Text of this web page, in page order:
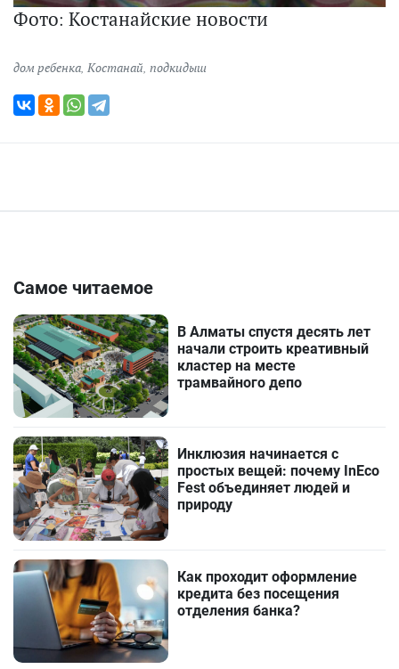
Фото: Костанайские новости
дом ребенка, Костанай, подкидыш
Самое читаемое
В Алматы спустя десять лет
начали строить креативный
кластер на месте
трамвайного депо
Инклюзия начинается с
простых вещей: почему InEco
Fest объединяет людей и
природу
Как проходит оформление
кредита без посещения
отделения банка?